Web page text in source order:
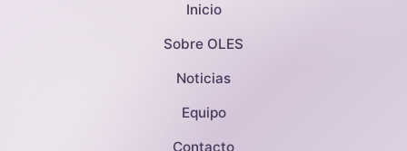
Inicio
Sobre OLES
Noticias
Equipo
Contacto